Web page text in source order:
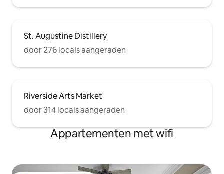
St. Augustine Distillery
door 276 locals aangeraden
Riverside Arts Market
door 314 locals aangeraden
Appartementen met wifi